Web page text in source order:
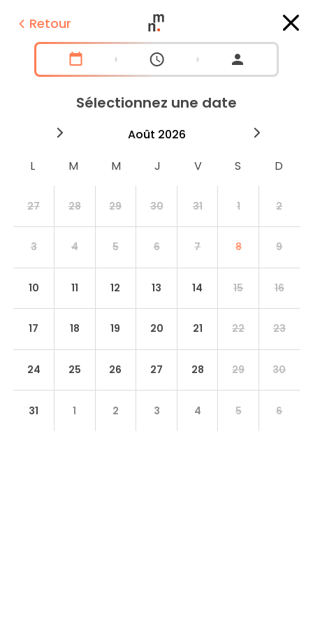
Retour
Sélectionnez une date
août 2026
27 28 29 30 31 1 2
3 4 5 6 7 8 9
10 11 12 13 14 15 16
17 18 19 20 21 22 23
24 25 26 27 28 29 30
31 1 2 3 4 5 6